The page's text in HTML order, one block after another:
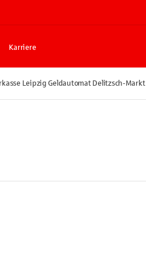
Karriere
Leipzig Geldautomat Delitzsch-Markt